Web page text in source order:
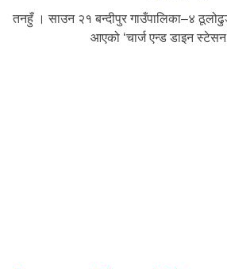
तनहुँ । साउन २१ बन्दीपुर गाउँपालिका–४
आएको ‘चार्ज एन्ड डाइन